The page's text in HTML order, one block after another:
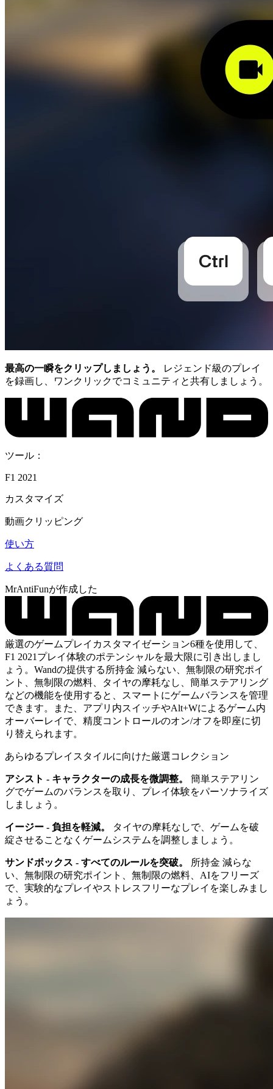
最高の一瞬をクリップしましょう。
レジェンド級のプレイ
を録画し、ワンクリックでコミュニティと共有しましょう。
ツール：
F1 2021
カスタマイズ
動画クリッピング
使い方
よくある質問
MrAntiFunが作成した
厳選のゲームプレイカスタマイゼーション6種を使用して、
F1 2021プレイ体験のポテンシャルを最大限に引き出しまし
ょう。Wandの提供する所持金 減らない、無制限の研究ポイ
ント、無制限の燃料、タイヤの摩耗なし、簡単ステアリング
などの機能を使用すると、スマートにゲームバランスを管理
できます。また、アプリ内スイッチやAlt+Wによるゲーム内
オーバーレイで、精度コントロールのオン/オフを即座に切
り替えられます。
あらゆるプレイスタイルに向けた厳選コレクション
アシスト - キャラクターの成長を微調整。
簡単ステアリン
グでゲームのバランスを取り、プレイ体験をパーソナライズ
しましょう。
イージー - 負担を軽減。
タイヤの摩耗なしで、ゲームを破
綻させることなくゲームシステムを調整しましょう。
サンドボックス - すべてのルールを突破。
所持金 減らな
い、無制限の研究ポイント、無制限の燃料、AIをフリーズ
で、実験的なプレイやストレスフリーなプレイを楽しみまし
ょう。